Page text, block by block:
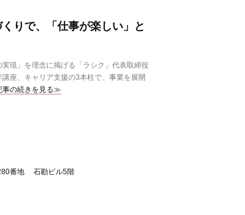
りで、「仕事が楽しい」と
現」を理念に掲げる「ラシク」代表取締役
座、キャリア支援の3本柱で、事業を展開
事の続きを見る≫
番地 石勘ビル5階